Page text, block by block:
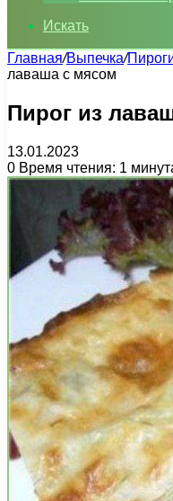
Искать
Главная/Выпечка/
лаваша с мясом
Пирог из
13.01.2023
0 Время чтения: 1